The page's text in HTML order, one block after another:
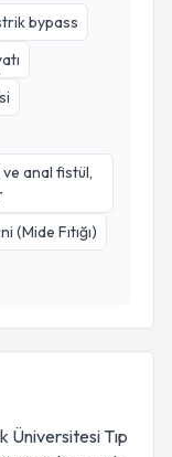
bypass
anal fistül,
(Mide Fıtığı)
Üniversitesi Tıp